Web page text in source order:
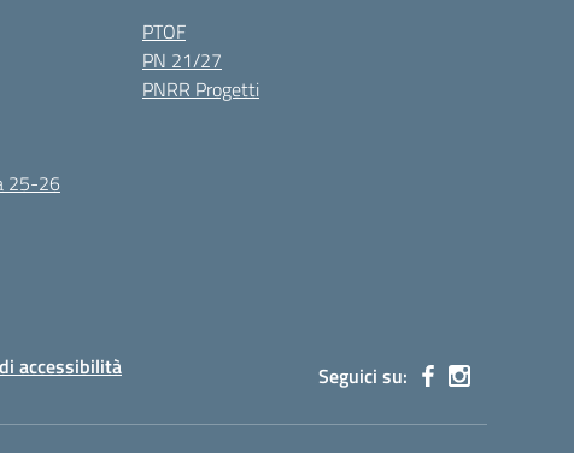
25-26
PTOF
PN 21/27
PNRR Progetti
accessibilità Seguici su: